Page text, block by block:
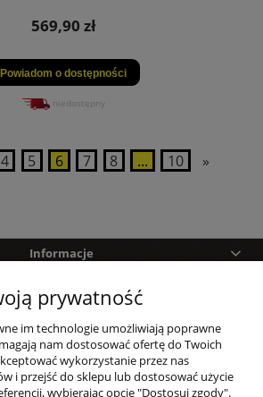
569,90 zł
Powiadom o dostępności
niedostępny
4 5 6 7 8 ... 10 »
Informacje
Pomoc
Zakupy
Twoje konto
prywatność
im technologie umożliwiają poprawne
nam dostosować ofertę do Twoich
wykorzystanie przez nas
i przejść do sklepu lub dostosować użycie
wybierając opcję "Dostosuj zgody".